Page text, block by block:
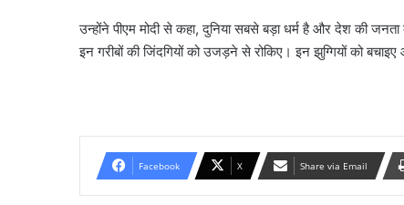
उन्होंने पीएम मोदी से कहा, दुनिया सबसे बड़ा धर्म है और देश की
इन गरीबों की जिंदगियों को उजड़ने से रोकिए। इन झुग्गियों को
Facebook X Share via Email